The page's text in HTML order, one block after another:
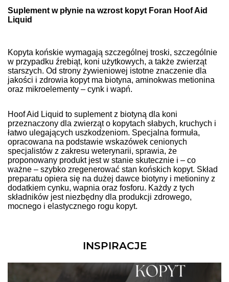
Suplement w płynie na wzrost kopyt Foran Hoof Aid
Liquid
Kopyta końskie wymagają szczególnej troski, szczególnie
w przypadku źrebiąt, koni użytkowych, a także zwierząt
starszych. Od strony żywieniowej istotne znaczenie dla
jakości i zdrowia kopyt ma biotyna, aminokwas metionina
oraz mikroelementy – cynk i wapń.
Hoof Aid Liquid to suplement z biotyną dla koni
przeznaczony dla zwierząt o kopytach słabych, kruchych i
łatwo ulegających uszkodzeniom. Specjalna formuła,
opracowana na podstawie wskazówek cenionych
specjalistów z zakresu weterynarii, sprawia, że
proponowany produkt jest w stanie skutecznie i – co
ważne – szybko zregenerować stan końskich kopyt. Skład
preparatu opiera się na dużej dawce biotyny i metioniny z
dodatkiem cynku, wapnia oraz fosforu. Każdy z tych
składników jest niezbędny dla produkcji zdrowego,
mocnego i elastycznego rogu kopyt.
INSPIRACJE